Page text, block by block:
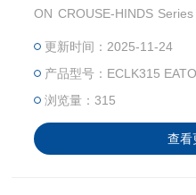
ON CROUSE-HINDS
USE-HINDS 总代理-
更新时间：2025-11-24
产品型号：ECLK315
浏览量：315
查